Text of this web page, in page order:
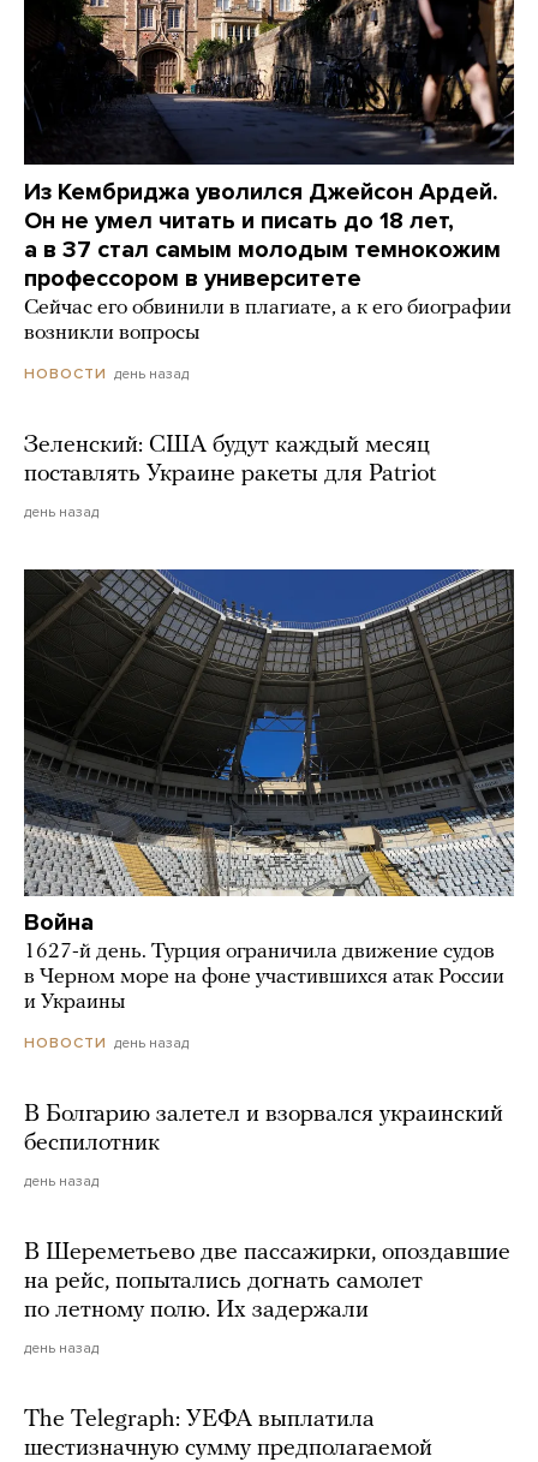
Из Кембриджа уволился Джейсон Ардей.
Он не умел читать и писать до 18 лет,
а в 37 стал самым молодым темнокожим
профессором в университете
Сейчас его обвинили в плагиате, а к его биографии
возникли вопросы
НОВОСТИ день назад
Зеленский: США будут каждый месяц
поставлять Украине ракеты для Patriot
день назад
Война
1627-й день. Турция ограничила движение судов
в Черном море на фоне участившихся атак России
и Украины
НОВОСТИ день назад
В Болгарию залетел и взорвался украинский
беспилотник
день назад
В Шереметьево две пассажирки, опоздавшие
на рейс, попытались догнать самолет
по летному полю. Их задержали
день назад
The Telegraph: УЕФА выплатила
шестизначную сумму предполагаемой